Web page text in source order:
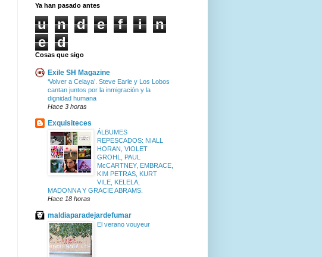
Ya han pasado antes
u n d e f i
n
e
d
Cosas que sigo
Exile SH Magazine
‘Volver a Celaya’. Steve Earle y Los Lobos
cantan juntos por la inmigración y la
dignidad humana
Hace 3 horas
Exquisiteces
ÁLBUMES
REPESCADOS: NIALL
HORAN, VIOLET
GROHL, PAUL
McCARTNEY, EMBRACE,
KIM PETRAS, KURT
VILE, KELELA,
MADONNA Y GRACIE ABRAMS.
Hace 18 horas
maldiaparadejardefumar
El verano vouyeur